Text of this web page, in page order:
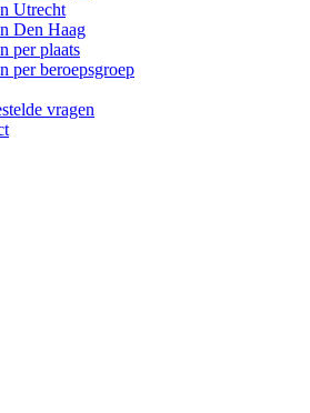
Utrecht
Den Haag
per plaats
per beroepsgroep
vragen